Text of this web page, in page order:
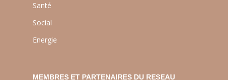
Santé
Social
Energie
MEMBRES ET PARTENAIRES DU RESEAU